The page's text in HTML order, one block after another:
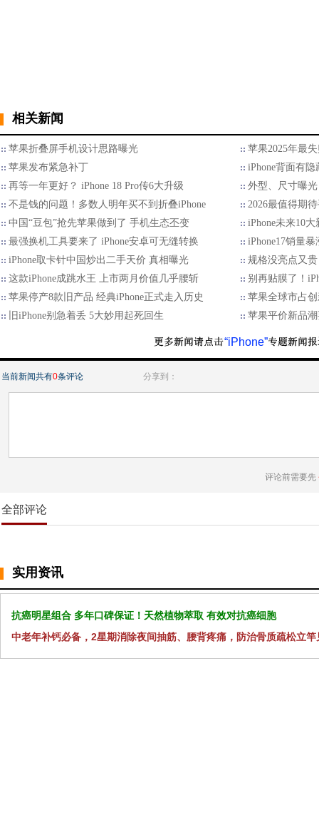
相关新闻
苹果折叠屏手机设计思路曝光
苹果2025年最
苹果发布紧急补丁
iPhone背面有
再等一年更好？ iPhone 18 Pro传6大升级
外型、尺寸曝
不是钱的问题！多数人明年买不到折叠iPhone
2026最值得期
中国“豆包”抢先苹果做到了 手机生态丕变
iPhone未来10
最强换机工具要来了 iPhone安卓可无缝转换
iPhone17销量
iPhone取卡针中国炒出二手天价 真相曝光
规格没亮点又
这款iPhone成跳水王 上市两月价值几乎腰斩
别再贴膜了！
苹果停产8款旧产品 经典iPhone正式走入历史
苹果全球市占
旧iPhone别急着丢 5大妙用起死回生
苹果平价新品
“iPhone”
当前新闻共有0条评论 分享到：
评论前需要先
全部评论
实用资讯
抗癌明星组合 多年口碑保证！天然植物萃取 有效对抗癌细胞
中老年补钙必备，2星期消除夜间抽筋、腰背疼痛，防治骨质疏松立竿